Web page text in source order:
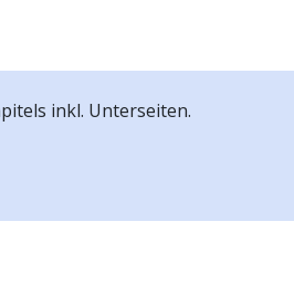
inkl. Unterseiten.